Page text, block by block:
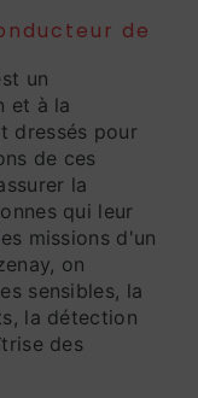
de
un
et à la
dressés pour
de ces
la
qui leur
missions d'un
on
sensibles, la
la détection
des